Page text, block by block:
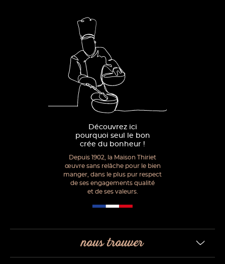
Découvrez ici
pourquoi seul le bon
crée du bonheur !
Depuis 1902, la Maison Thiriet
œuvre sans relâche pour le bien
manger, dans le plus pur respect
de ses engagements qualité
et de ses valeurs.
nous trouver